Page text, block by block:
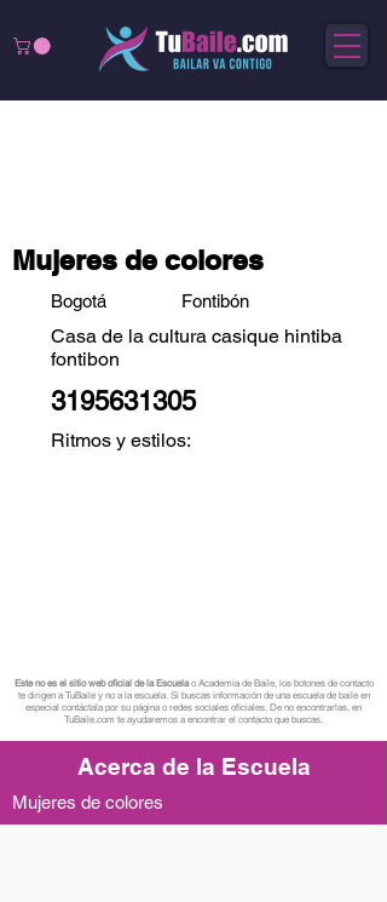
Mujeres de colores
Bogotá Fontibón
Casa de la cultura casique hintiba
fontibon
3195631305
Ritmos y estilos:
Este no es el sitio web oficial de la Escuelao Academia de Baile, los botones de contacto
te dirigen a TuBaile y no a la escuela. Si buscas información de una escuela de baile en
especial contáctala por su página o redes sociales oficiales. De no encontrarlas, en
TuBaile.com te ayudaremos a encontrar el contacto que buscas.
Acerca de la Escuela
Mujeres de colores